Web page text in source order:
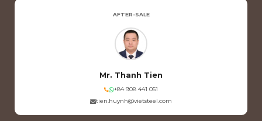
AFTER-SALE
Mr. Thanh Tien
+84 908 441 051
tien.huynh@vietsteel.com